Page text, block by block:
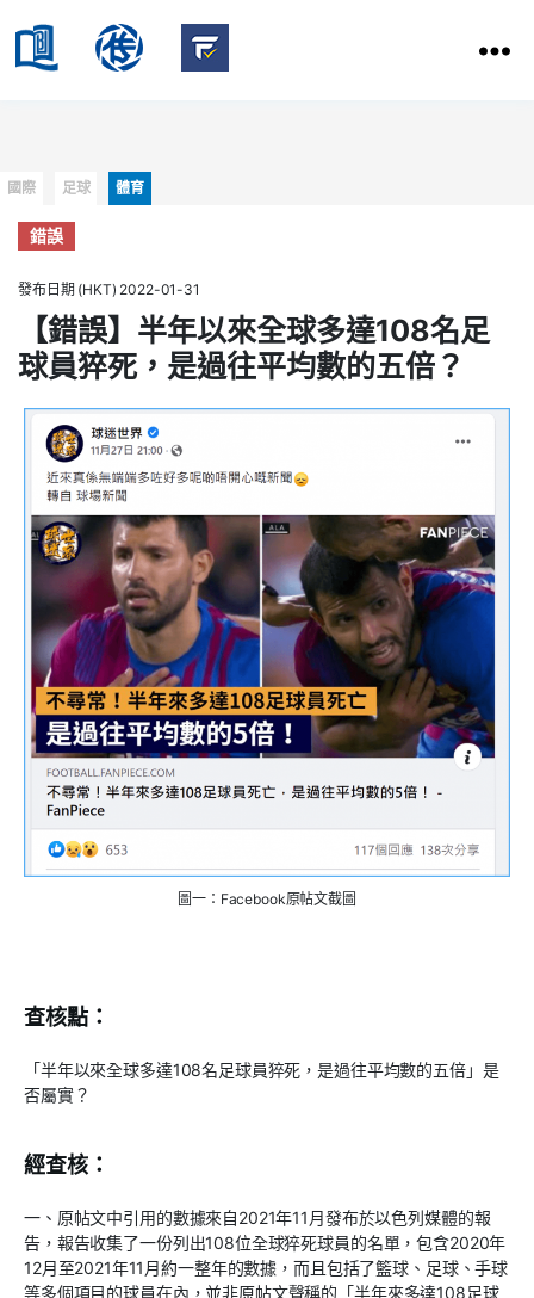
HKBU
of
Communication
Categories
國際 足球 體育
錯誤
發布日期 (HKT) 2022-01-31
【錯誤】半年以來全球多達108名足
球員猝死，是過往平均數的五倍？
圖一：Facebook原帖文截圖
查核點：
「半年以來全球多達108名足球員猝死，是過往平均數的五倍」是
否屬實？
經查核：
一、原帖文中引用的數據來自2021年11月發布於以色列媒體的報
告，報告收集了一份列出108位全球猝死球員的名單，包含2020年
12月至2021年11月約一整年的數據，而且包括了籃球、足球、手球
等多個項目的球員在內，並非原帖文聲稱的「半年來多達108足球